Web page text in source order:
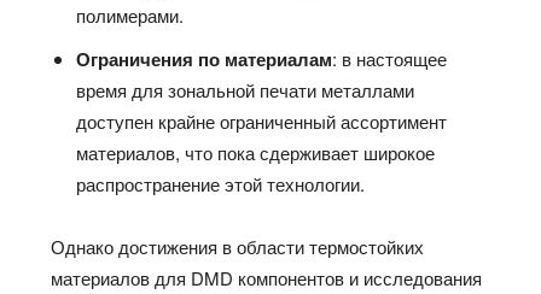
полимерами.
Ограничения по материалам: в настоящее
время для зональной печати металлами
доступен крайне ограниченный ассортимент
материалов, что пока сдерживает широкое
распространение этой технологии.
Однако достижения в области термостойких
материалов для DMD компонентов и исследования